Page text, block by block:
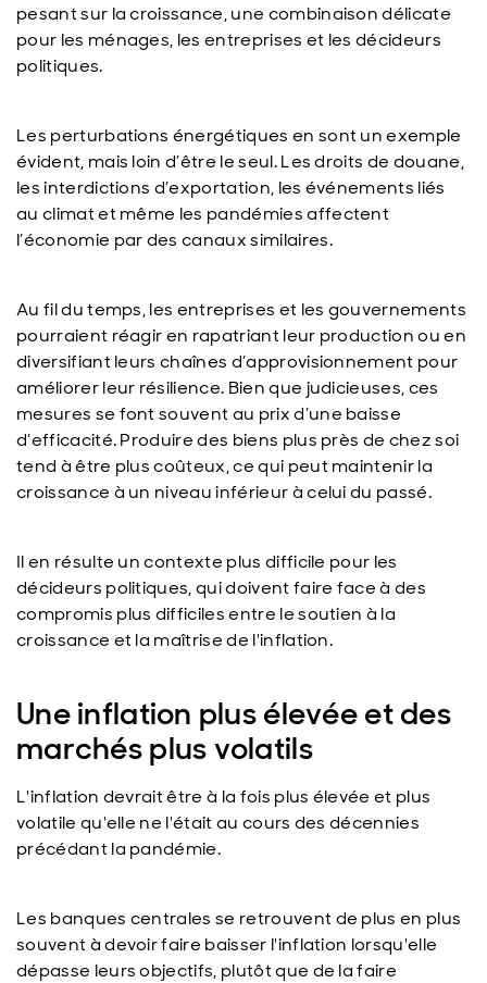
pesant sur la croissance, une combinaison délicate
pour les ménages, les entreprises et les décideurs
politiques.
Les perturbations énergétiques en sont un exemple
évident, mais loin d’être le seul. Les droits de douane,
les interdictions d’exportation, les événements liés
au climat et même les pandémies affectent
l’économie par des canaux similaires.
Au fil du temps, les entreprises et les gouvernements
pourraient réagir en rapatriant leur production ou en
diversifiant leurs chaînes d’approvisionnement pour
améliorer leur résilience. Bien que judicieuses, ces
mesures se font souvent au prix d’une baisse
d’efficacité. Produire des biens plus près de chez soi
tend à être plus coûteux, ce qui peut maintenir la
croissance à un niveau inférieur à celui du passé.
Il en résulte un contexte plus difficile pour les
décideurs politiques, qui doivent faire face à des
compromis plus difficiles entre le soutien à la
croissance et la maîtrise de l'inflation.
Une inflation plus élevée et des
marchés plus volatils
L'inflation devrait être à la fois plus élevée et plus
volatile qu'elle ne l'était au cours des décennies
précédant la pandémie.
Les banques centrales se retrouvent de plus en plus
souvent à devoir faire baisser l'inflation lorsqu'elle
dépasse leurs objectifs, plutôt que de la faire